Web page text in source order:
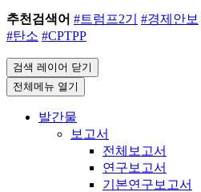
추천검색어 #트럼프2기 #경제안보
#탄소 #CPTPP
검색 레이어 닫기
전체메뉴 열기
발간물
보고서
전체보고서
연구보고서
기본연구보고서